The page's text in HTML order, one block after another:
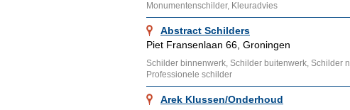
Monumentenschilder, Kleuradvies
Abstract Schilders
Piet Fransenlaan 66, Groningen
Schilder binnenwerk, Schilder buitenwerk, Schilder
Professionele schilder
Arek Klussen/Onderhoud